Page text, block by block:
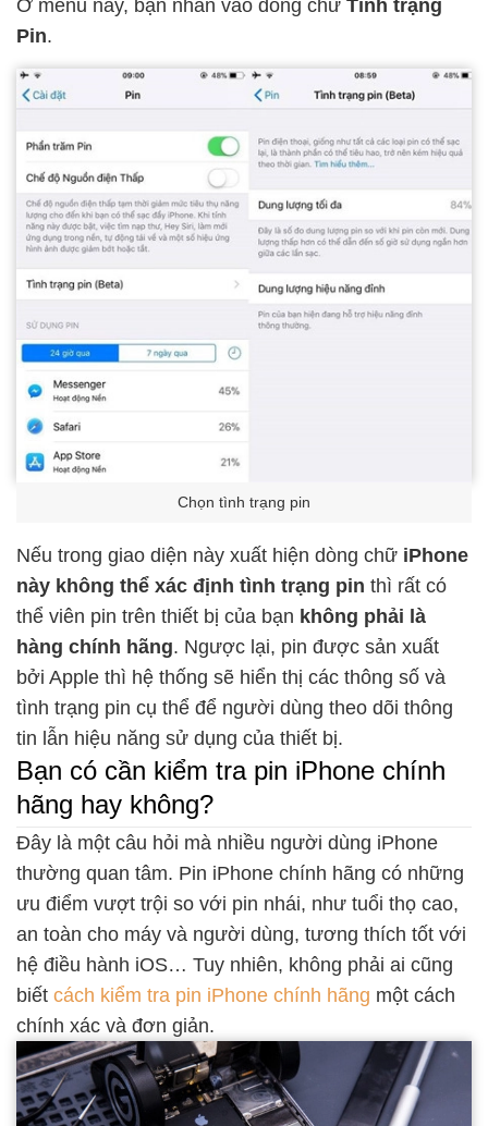
Ở menu này, bạn nhấn vào dòng chữ Tình trạng
Pin.
Chọn tình trạng pin
Nếu trong giao diện này xuất hiện dòng chữ iPhone
này không thể xác định tình trạng pin thì rất có
thể viên pin trên thiết bị của bạn không phải là
hàng chính hãng. Ngược lại, pin được sản xuất
bởi Apple thì hệ thống sẽ hiển thị các thông số và
tình trạng pin cụ thể để người dùng theo dõi thông
tin lẫn hiệu năng sử dụng của thiết bị.
Bạn có cần kiểm tra pin iPhone chính
hãng hay không?
Đây là một câu hỏi mà nhiều người dùng iPhone
thường quan tâm. Pin iPhone chính hãng có những
ưu điểm vượt trội so với pin nhái, như tuổi thọ cao,
an toàn cho máy và người dùng, tương thích tốt với
hệ điều hành iOS… Tuy nhiên, không phải ai cũng
biết cách kiểm tra pin iPhone chính hãng một cách
chính xác và đơn giản.